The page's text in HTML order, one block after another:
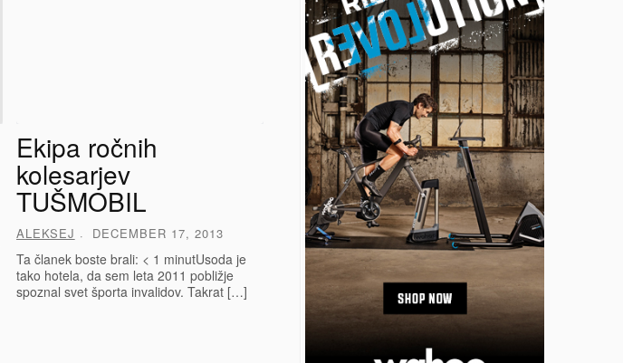
Ekipa ročnih
kolesarjev
TUŠMOBIL
ALEKSEJ DECEMBER 17, 2013
Ta članek boste brali: < 1 minutUsoda je
tako hotela, da sem leta 2011 pobližje
spoznal svet športa invalidov. Takrat […]